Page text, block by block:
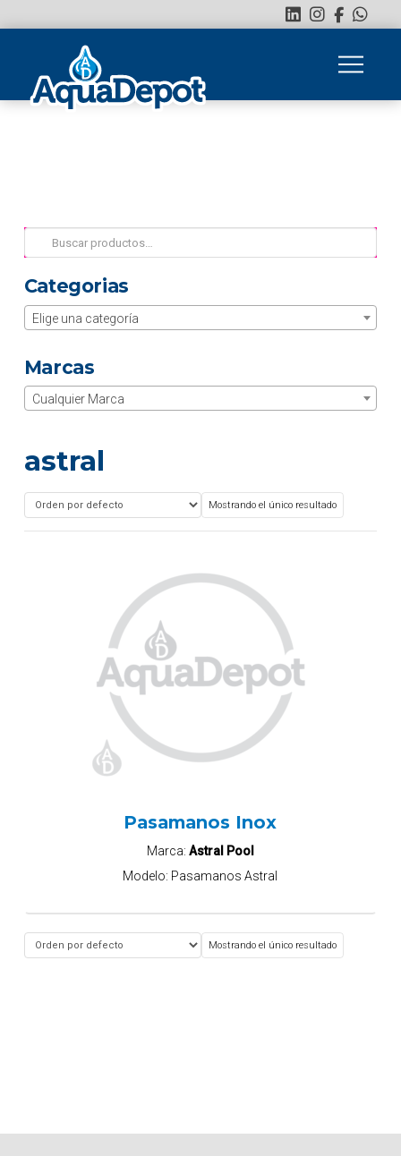
Buscar
por:
Categorias
Elige una categoría
Marcas
Cualquier Marca
astral
Mostrando el único resultado
Pasamanos Inox
Marca: Astral Pool
Modelo: Pasamanos Astral
Mostrando el único resultado